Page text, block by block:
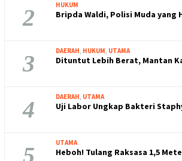
2 HUKUM
Bripda Waldi, Polisi Muda yang
3 DAERAH, HUKUM, UTAMA
Dituntut Lebih Berat, Mantan
4 DAERAH, UTAMA
Uji Labor Ungkap Bakteri
5 UTAMA
Heboh! Tulang Raksasa 1,5